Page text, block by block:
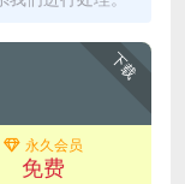
下载
永久会员
免费